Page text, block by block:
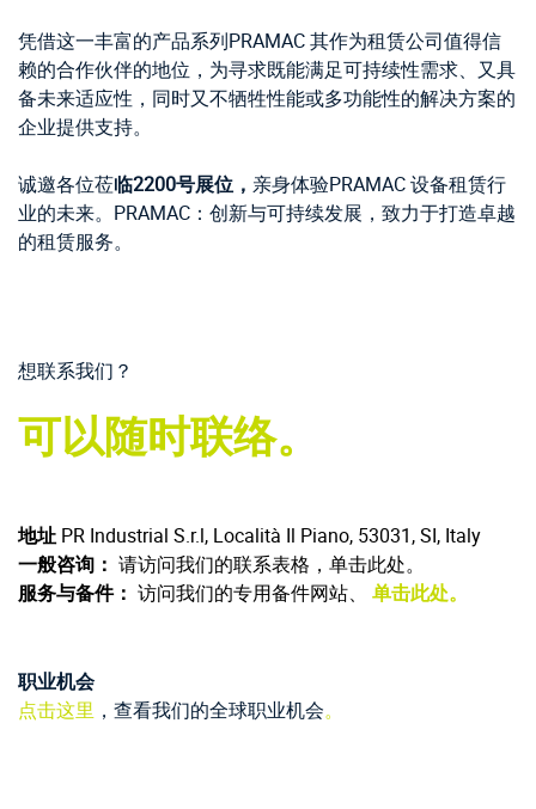
凭借这一丰富的产品系列PRAMAC 其作为租赁公司值得信
赖的合作伙伴的地位，为寻求既能满足可持续性需求、又具
备未来适应性，同时又不牺牲性能或多功能性的解决方案的
企业提供支持。
诚邀各位莅临2200号展位， 亲身体验PRAMAC 设备租赁行
业的未来。PRAMAC：创新与可持续发展，致力于打造卓越
的租赁服务。
想联系我们？
可以随时联络。
地址 PR Industrial S.r.l, Località Il Piano, 53031, SI, Italy
一般咨询： 请访问我们的联系表格，单击此处。
服务与备件： 访问我们的专用备件网站、 单击此处。
职业机会
点击这里 ，查看我们的全球职业机会。